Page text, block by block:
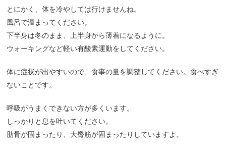
とにかく、体を冷やしては行けませんね。
風呂で温まってください。
下半身は冬のまま、上半身から薄着になるように。
ウォーキングなど軽い有酸素運動をしてください。
体に症状が出やすいので、食事の量を調整してください。食べすぎ
ないことです。
呼吸がうまくできない方が多くいます。
しっかりと息を吐いてください。
肋骨が固まったり、大臀筋が固まったりしていますよ。